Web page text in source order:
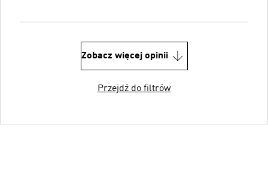
Zobacz więcej opinii
Przejdź do filtrów